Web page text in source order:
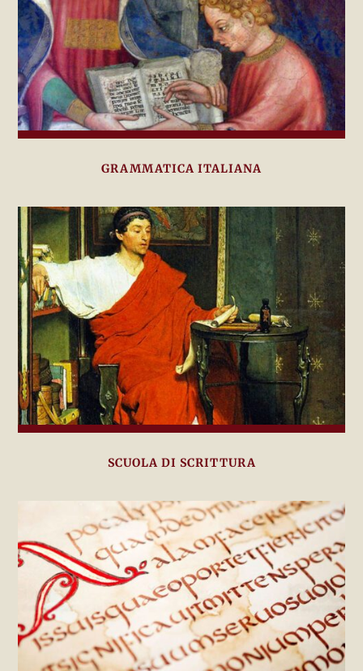
GRAMMATICA ITALIANA
SCUOLA DI SCRITTURA